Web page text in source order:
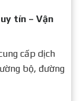
tín – Vận
cấp dịch
bộ, đường